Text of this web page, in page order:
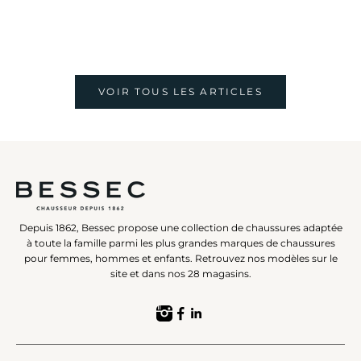
VOIR TOUS LES ARTICLES
Depuis 1862, Bessec propose une collection de chaussures adaptée
à toute la famille parmi les plus grandes marques de chaussures
pour femmes, hommes et enfants. Retrouvez nos modèles sur le
site et dans nos 28 magasins.